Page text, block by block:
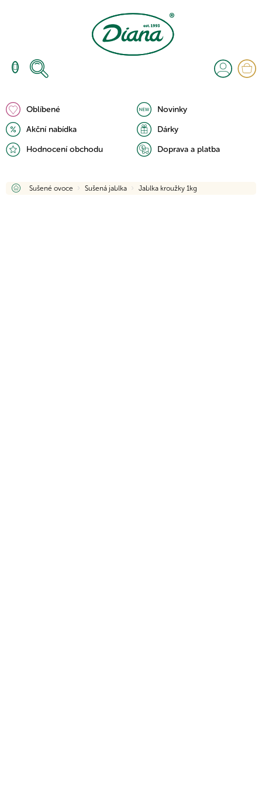
Oblíbené
Novinky
Akční nabídka
Dárky
Hodnocení obchodu
Doprava a platba
Domů
Sušené ovoce Sušená jablka Jablka kroužky 1kg